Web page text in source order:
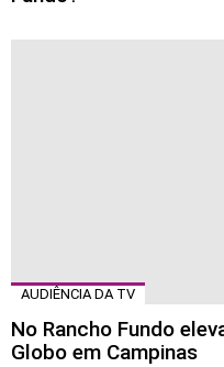
AUDIÊNCIA DA TV
No Rancho Fundo
Globo em Campinas